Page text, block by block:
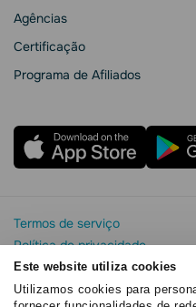
Este website utiliza cookies
Utilizamos cookies para
Agências
Сertificação
Programa de Afiliados
Termos de serviço
Política de privacidade
Segurança e privacidade da
Declaração de Cookie